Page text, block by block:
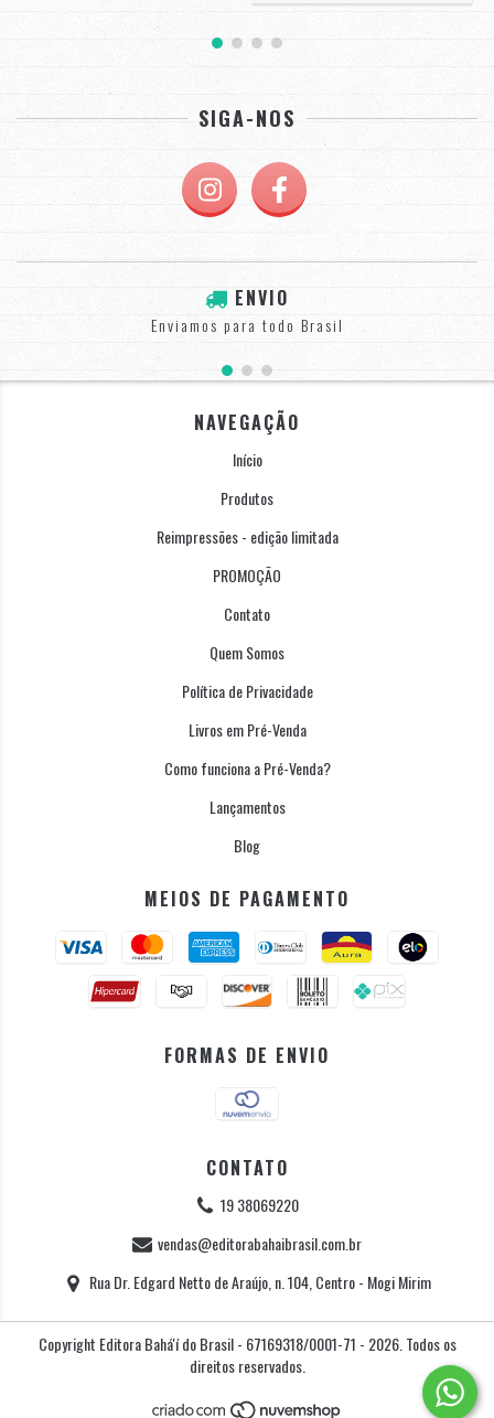
SIGA-NOS
ENVIO
Enviamos para todo Brasil
NAVEGAÇÃO
Início
Produtos
Reimpressões - edição limitada
PROMOÇÃO
Contato
Quem Somos
Política de Privacidade
Livros em Pré-Venda
Como funciona a Pré-Venda?
Lançamentos
Blog
MEIOS DE PAGAMENTO
FORMAS DE ENVIO
CONTATO
19 38069220
vendas@editorabahaibrasil.com.br
Rua Dr. Edgard Netto de Araújo, n. 104, Centro - Mogi Mirim
Copyright Editora Bahá'í do Brasil - 67169318/0001-71 - 2026. Todos os
direitos reservados.